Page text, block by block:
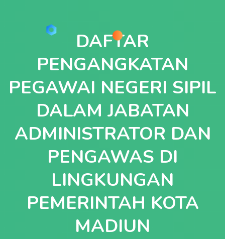
DAFTAR
PENGANGKATAN
PEGAWAI NEGERI SIPIL
DALAM JABATAN
ADMINISTRATOR DAN
PENGAWAS DI
LINGKUNGAN
PEMERINTAH KOTA
MADIUN